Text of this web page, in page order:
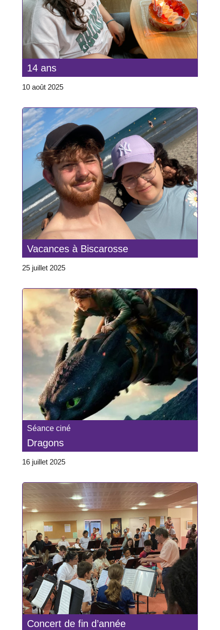
14 ans
10 août 2025
Vacances à Biscarosse
25 juillet 2025
Séance ciné
Dragons
16 juillet 2025
Concert de fin d’année